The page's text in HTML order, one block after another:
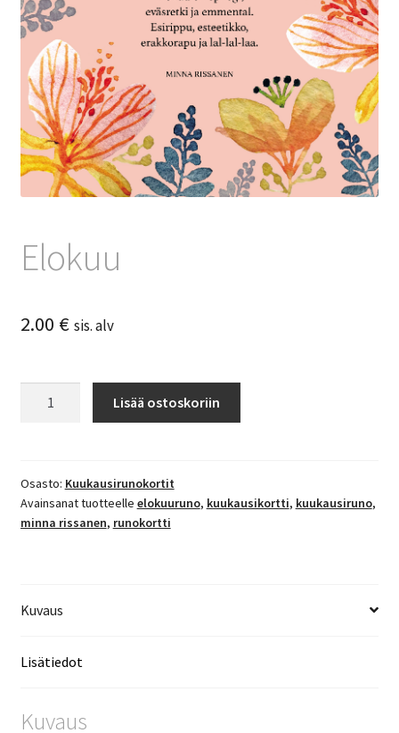
Elokuu
2.00 € sis. alv
Lisää ostoskoriin
Osasto: Kuukausirunokortit
Avainsanat tuotteelle elokuuruno, kuukausikortti, kuukausiruno,
minna rissanen, runokortti
Kuvaus
Lisätiedot
Kuvaus